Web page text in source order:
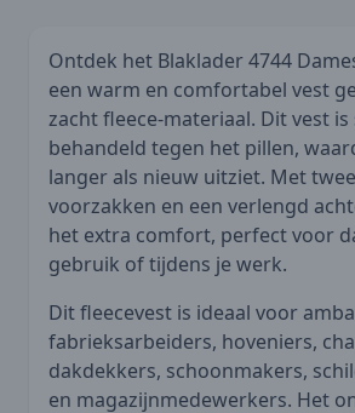
Ontdek het Blaklader 4744
een warm en comfortabel vest
zacht fleece-materiaal. Dit vest is
behandeld tegen het pillen,
langer als nieuw uitziet. Met
voorzakken en een verlengd
het extra comfort, perfect voor
gebruik of tijdens je werk.
Dit fleecevest is ideaal voor
fabrieksarbeiders, hoveniers,
dakdekkers, schoonmakers,
en magazijnmedewerkers. Het